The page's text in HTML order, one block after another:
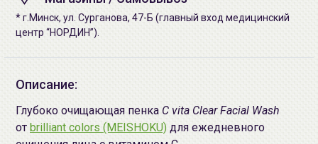
* г.Минск, ул. Сурганова, 47-Б (главный вход медицинский
центр “НОРДИН”).
Описание:
Глубоко очищающая пенка C vita Clear Facial Wash
от brilliant colors (MEISHOKU) для ежедневного